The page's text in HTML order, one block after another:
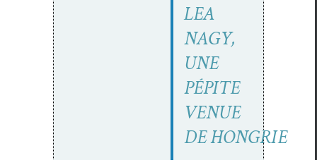
LEA
NAGY,
UNE
PÉPITE
VENUE
DE HONGRIE